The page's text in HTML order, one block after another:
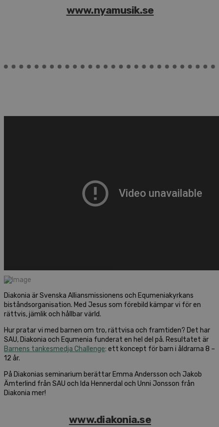
www.nyamusik.se
Diakonia är Svenska Alliansmissionens och Equmeniakyrkans
biståndsorganisation. Med Jesus som förebild kämpar vi för en
rättvis, jämlik och hållbar värld.
Hur pratar vi med barnen om tro, rättvisa och framtiden? Det har
SAU, Diakonia och Equmenia funderat en hel del på. Resultatet är
Barnens tankesmedja Challenge: ett koncept för barn i åldrarna 8 –
12 år.
På Diakonias seminarium berättar Emma Andersson och Jakob
Ämterlind från SAU och Ida Hennerdal och Unni Jonsson från
Diakonia mer!
www.diakonia.se